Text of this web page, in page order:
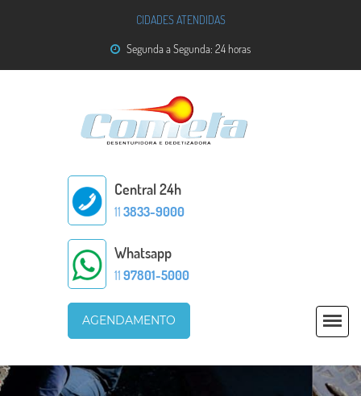
CIDADES ATENDIDAS
Segunda a Segunda: 24 horas
Central 24h
11 3833-9000
Whatsapp
11 97801-5000
AGENDAMENTO